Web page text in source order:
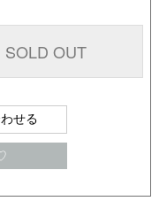
SOLD OUT
せる